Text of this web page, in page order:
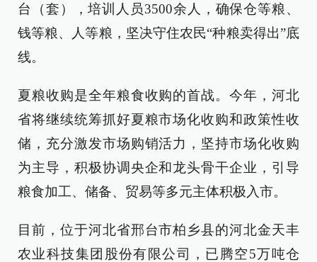
台（套），培训人员3500余人，确保仓等粮、
钱等粮、人等粮，坚决守住农民“种粮卖得出”底
线。
夏粮收购是全年粮食收购的首战。今年，河北
省将继续统筹抓好夏粮市场化收购和政策性收
储，充分激发市场购销活力，坚持市场化收购
为主导，积极协调央企和龙头骨干企业，引导
粮食加工、储备、贸易等多元主体积极入市。
目前，位于河北省邢台市柏乡县的河北金天丰
农业科技集团股份有限公司，已腾空5万吨仓